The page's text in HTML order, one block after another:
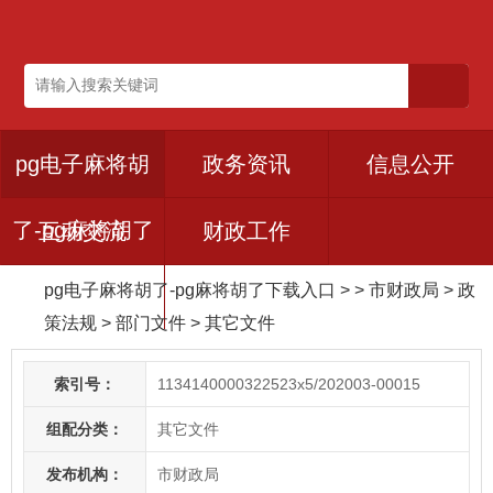
pg电子麻将胡
了-pg麻将胡了
下载入口
政务资讯 信息公开
互动交流 财政工作
pg电子麻将胡了-pg麻将胡了下载入口 > > 市财政局 > 政
策法规 > 部门文件 > 其它文件
索引号： 1134140000322523x5/202003-00015
组配分类： 其它文件
发布机构： 市财政局